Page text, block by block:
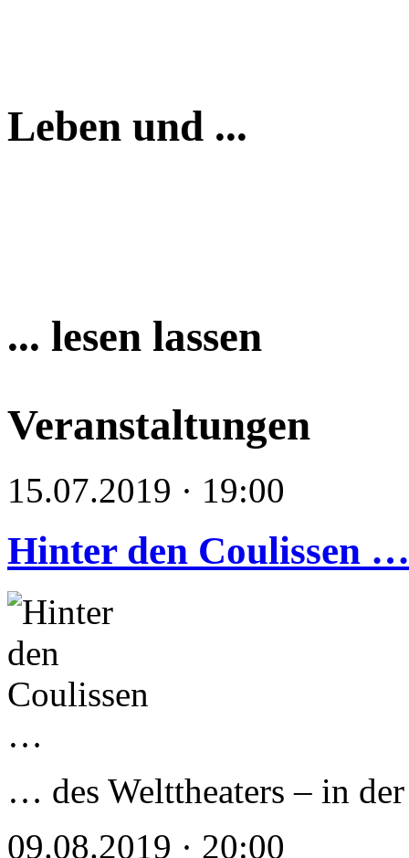
Leben und ...
... lesen lassen
Veranstaltungen
15.07.2019 · 19:00
Hinter den Coulissen …
… des Welttheaters – in
09.08.2019 · 20:00